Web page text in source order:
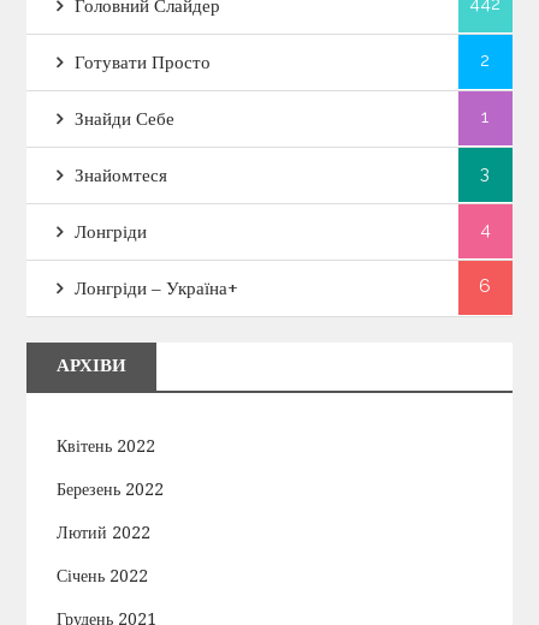
Головний Слайдер
Готувати Просто 2
Знайди Себе 1
Знайомтеся 3
Лонгріди 4
Лонгріди – Україна+ 6
АРХІВИ
Квітень 2022
Березень 2022
Лютий 2022
Січень 2022
Грудень 2021